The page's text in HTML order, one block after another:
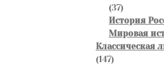
3737
товаров
История
Мировая
Классическая
147147